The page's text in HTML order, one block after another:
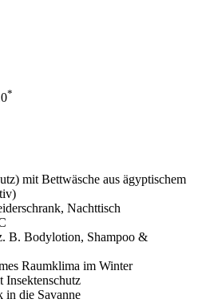
*
mit Bettwäsche aus ägyptischem
Nachttisch
B. Bodylotion, Shampoo &
Raumklima im Winter
Insektenschutz
in die Savanne